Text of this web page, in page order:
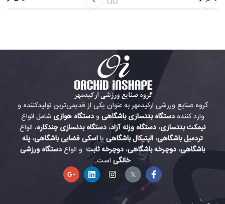
گروه صنایع ورزشی ارکیدمهر به عنوان یکی از قدیمی‌ترین تولیدکننده و
وارد کنندهدستگاه بدنسازی باشگاهیودستگاه هوازی شامل انواع
نیمکت بدنسازی، دستگاه وزنه آزاد، دستگاه بدنسازی چندکاره، انواع
تردمیل باشگاهی، الپتیکال باشگاهی یااسکی فضایی باشگاهی،پله
باشگاهی، دوچرخه باشگاهی، دوچرخه ثابت و انواعدستگاه ورزشی
خانگیاست.